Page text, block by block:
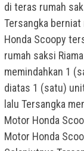
di teras rumah
Tersangka
Honda Scoopy
rumah saksi
memindahkan 1
diatas 1 (satu)
lalu Tersangka
Motor Honda
Motor Honda